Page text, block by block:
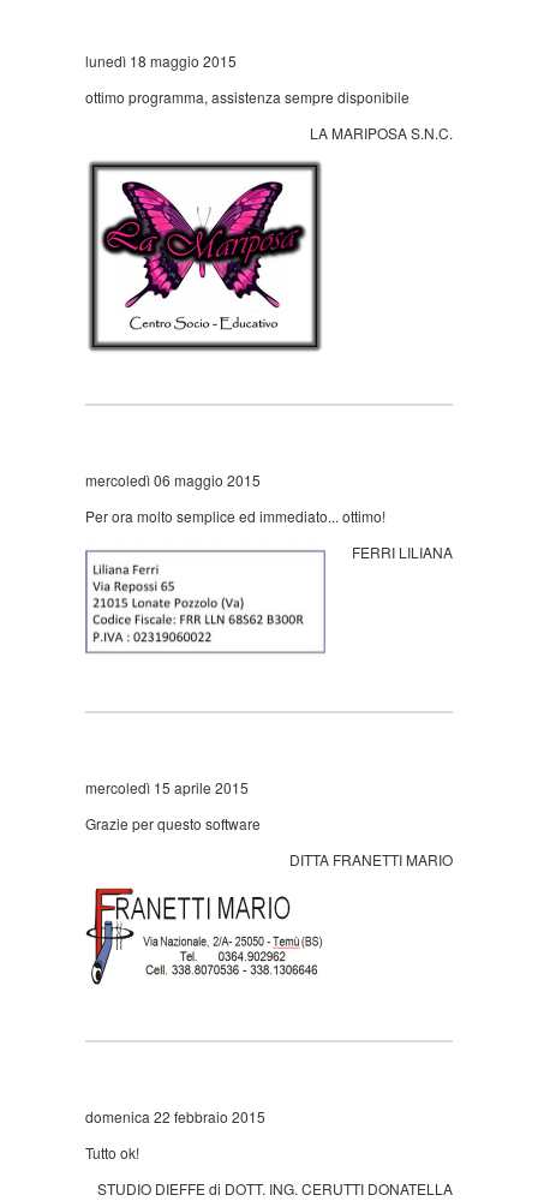
lunedì 18 maggio 2015
ottimo programma, assistenza sempre disponibile
LA MARIPOSA S.N.C.
mercoledì 06 maggio 2015
Per ora molto semplice ed immediato... ottimo!
FERRI LILIANA
mercoledì 15 aprile 2015
Grazie per questo software
DITTA FRANETTI MARIO
domenica 22 febbraio 2015
Tutto ok!
STUDIO DIEFFE di DOTT. ING. CERUTTI DONATELLA